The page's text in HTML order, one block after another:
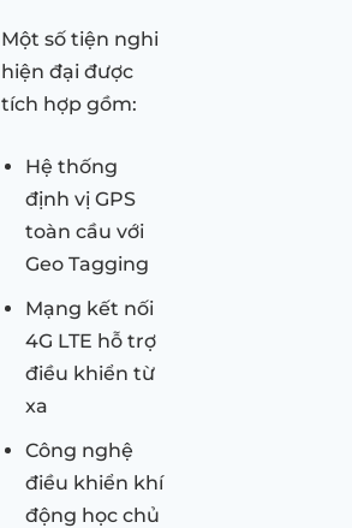
Một số tiện nghi
hiện đại được
tích hợp gồm:
Hệ thống
định vị GPS
toàn cầu với
Geo Tagging
Mạng kết nối
4G LTE hỗ trợ
điều khiển từ
xa
Công nghệ
điều khiển khí
động học chủ